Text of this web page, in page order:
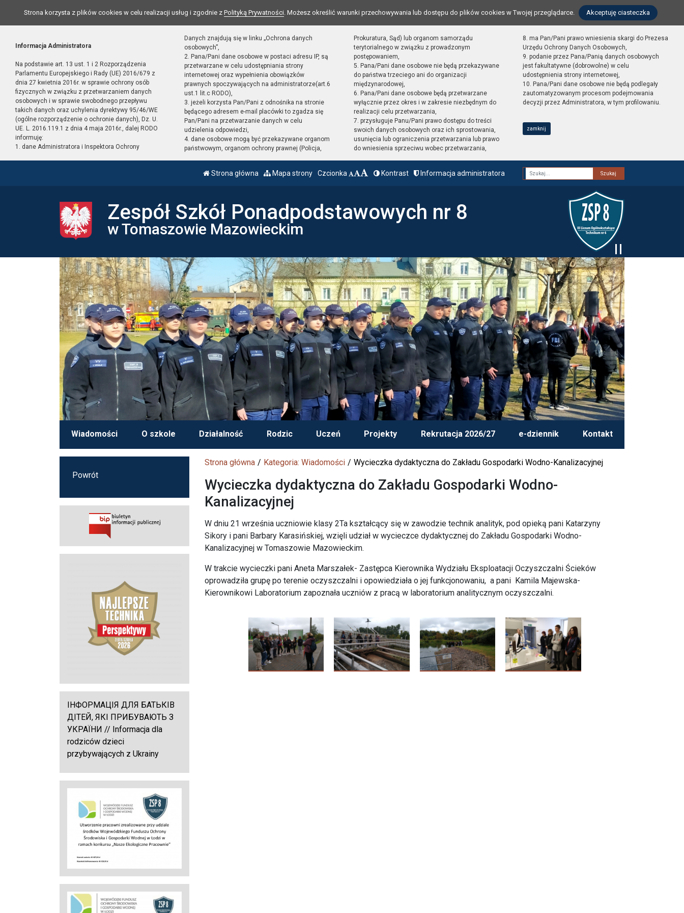
Strona korzysta z plików cookies w celu realizacji usług i zgodnie z Polityką Prywatności. Możesz określić warunki przechowywania lub dostępu do plików cookies w Twojej przeglądarce. Akceptuję ciasteczka
Informacja Administratora
Na podstawie art. 13 ust. 1 i 2 Rozporządzenia
Parlamentu Europejskiego i Rady (UE) 2016/679 z
dnia 27 kwietnia 2016r. w sprawie ochrony osób
fizycznych w związku z przetwarzaniem danych
osobowych i w sprawie swobodnego przepływu
takich danych oraz uchylenia dyrektywy 95/46/WE
(ogólne rozporządzenie o ochronie danych), Dz. U.
UE. L. 2016.119.1 z dnia 4 maja 2016r., dalej RODO
informuję:
1. dane Administratora i Inspektora Ochrony
Danych znajdują się w linku „Ochrona danych
osobowych”,
2. Pana/Pani dane osobowe w postaci adresu IP, są
przetwarzane w celu udostępniania strony
internetowej oraz wypełnienia obowiązków
prawnych spoczywających na administratorze(art.6
ust.1 lit.c RODO),
3. jeżeli korzysta Pan/Pani z odnośnika na stronie
będącego adresem e-mail placówki to zgadza się
Pan/Pani na przetwarzanie danych w celu
udzielenia odpowiedzi,
4. dane osobowe mogą być przekazywane organom
państwowym, organom ochrony prawnej (Policja,
Prokuratura, Sąd) lub organom samorządu
terytorialnego w związku z prowadzonym
postępowaniem,
5. Pana/Pani dane osobowe nie będą przekazywane
do państwa trzeciego ani do organizacji
międzynarodowej,
6. Pana/Pani dane osobowe będą przetwarzane
wyłącznie przez okres i w zakresie niezbędnym do
realizacji celu przetwarzania,
7. przysługuje Panu/Pani prawo dostępu do treści
swoich danych osobowych oraz ich sprostowania,
usunięcia lub ograniczenia przetwarzania lub prawo
do wniesienia sprzeciwu wobec przetwarzania,
8. ma Pan/Pani prawo wniesienia skargi do Prezesa
Urzędu Ochrony Danych Osobowych,
9. podanie przez Pana/Panią danych osobowych
jest fakultatywne (dobrowolne) w celu
udostępnienia strony internetowej,
10. Pana/Pani dane osobowe nie będą podlegały
zautomatyzowanym procesom podejmowania
decyzji przez Administratora, w tym profilowaniu.
zamknij
Strona główna Mapa strony Czcionka Kontrast Informacja administratora
Fraza
Zespół Szkół Ponadpodstawowych nr 8
w Tomaszowie Mazowieckim
Wiadomości O szkole Działalność Rodzic Uczeń Projekty Rekrutacja 2026/27 e-dziennik Kontakt
Strona główna Kategoria: Wiadomości Wycieczka dydaktyczna do Zakładu Gospodarki Wodno-Kanalizacyjnej
Wycieczka dydaktyczna do Zakładu Gospodarki Wodno-
Kanalizacyjnej
W dniu 21 września uczniowie klasy 2Ta kształcący się w zawodzie technik analityk, pod opieką pani Katarzyny
Sikory i pani Barbary Karasińskiej, wzięli udział w wycieczce dydaktycznej do Zakładu Gospodarki Wodno-
Kanalizacyjnej w Tomaszowie Mazowieckim.
W trakcie wycieczki pani Aneta Marszałek- Zastępca Kierownika Wydziału Eksploatacji Oczyszczalni Ścieków
oprowadziła grupę po terenie oczyszczalni i opowiedziała o jej funkcjonowaniu, a pani Kamila Majewska-
Kierownikowi Laboratorium zapoznała uczniów z pracą w laboratorium analitycznym oczyszczalni.
Powrót
ІНФОРМАЦІЯ ДЛЯ БАТЬКІВ
ДІТЕЙ, ЯКІ ПРИБУВАЮТЬ З
УКРАЇНИ // Informacja dla
rodziców dzieci
przybywających z Ukrainy